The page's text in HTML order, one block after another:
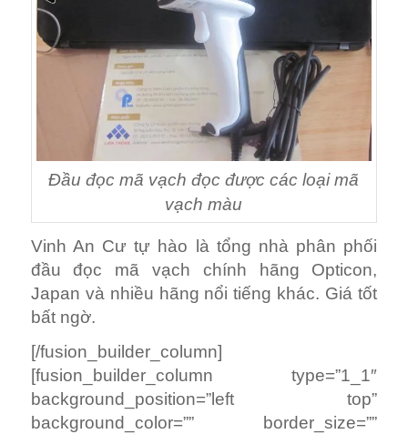
Đầu đọc mã vạch đọc được các loại mã
vạch màu
Vinh An Cư tự hào là tổng nhà phân phối
đầu đọc mã vạch chính hãng Opticon,
Japan và nhiều hãng nổi tiếng khác. Giá tốt
bất ngờ.
[/fusion_builder_column]
[fusion_builder_column type=”1_1″
background_position=”left top”
background_color=”” border_size=””